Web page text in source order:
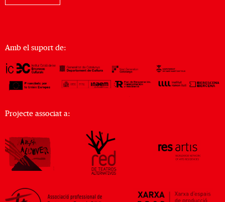
Amb el suport de:
Projecte associat a: